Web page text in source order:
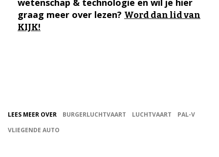
wetenschap & technologie en wil je hier
graag meer over lezen? Word dan lid van
KIJK!
LEES MEER OVER BURGERLUCHTVAART LUCHTVAART
PAL-V
VLIEGENDE AUTO